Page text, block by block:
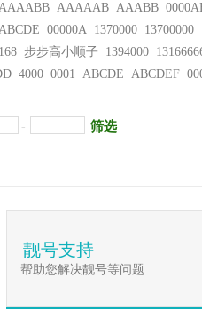
AAAAAB AAABB
00000A 1370000 13700000
步步高小顺子 1394000
4000 0001 ABCDE ABCDEF
- 筛选
靓号支持
帮助您解决靓号等问题